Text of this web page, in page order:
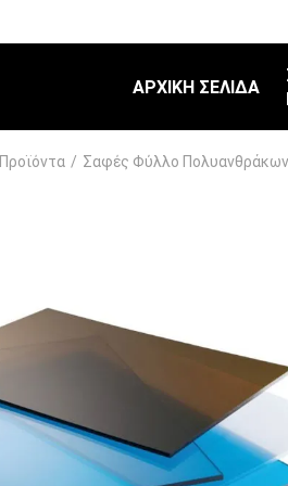
ΑΡΧΙΚΉ ΣΕΛΊΔΑ
Προϊόντα / Σαφές Φύλλο Πολυανθράκων